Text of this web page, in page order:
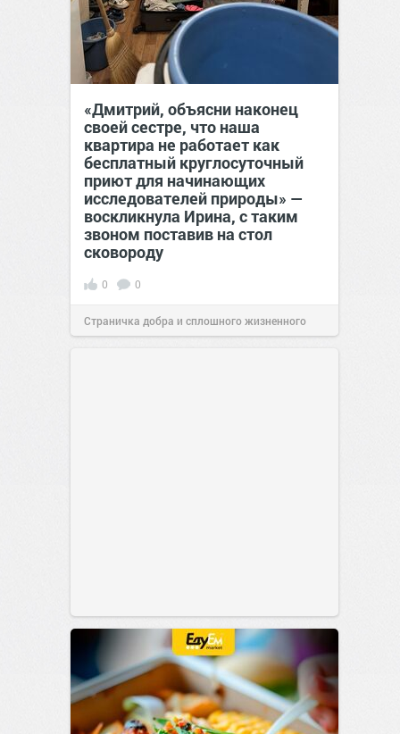
«Дмитрий, объясни наконец
своей сестре, что наша
квартира не работает как
бесплатный круглосуточный
приют для начинающих
исследователей природы» —
воскликнула Ирина, с таким
звоном поставив на стол
сковороду
0 0
Страничка добра и сплошного жизненного